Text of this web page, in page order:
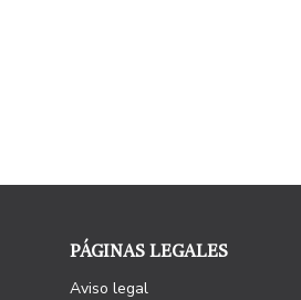
PÁGINAS LEGALES
Aviso legal